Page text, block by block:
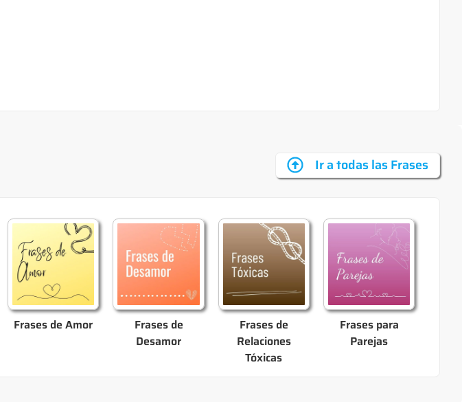
Ir a todas las Frases
Frases de Amor
Frases de
Desamor
Frases de
Relaciones
Tóxicas
Frases para
Parejas